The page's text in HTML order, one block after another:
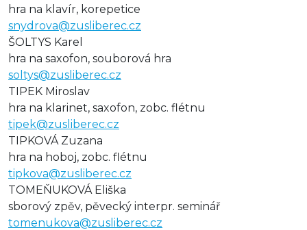
hra na klavír, korepetice
snydrova@zusliberec.cz
ŠOLTYS Karel
hra na saxofon, souborová hra
soltys@zusliberec.cz
TIPEK Miroslav
hra na klarinet, saxofon, zobc. flétnu
tipek@zusliberec.cz
TIPKOVÁ Zuzana
hra na hoboj, zobc. flétnu
tipkova@zusliberec.cz
TOMEŇUKOVÁ Eliška
sborový zpěv, pěvecký interpr. seminář
tomenukova@zusliberec.cz